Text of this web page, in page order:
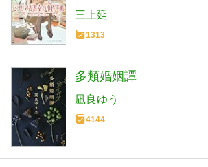
三上延
1313
多類婚姻譚
凪良ゆう
4144